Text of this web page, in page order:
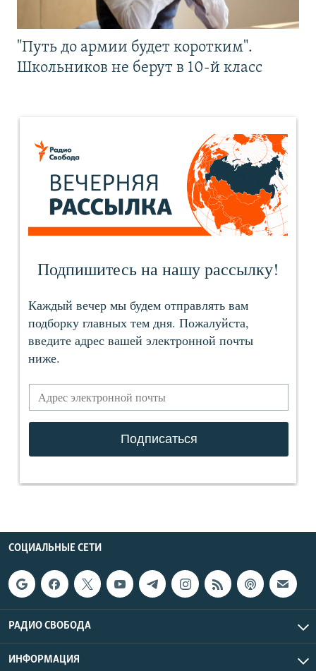
"Путь до армии будет коротким".
Школьников не берут в 10-й класс
СОЦИАЛЬНЫЕ СЕТИ
РАДИО СВОБОДА
ИНФОРМАЦИЯ